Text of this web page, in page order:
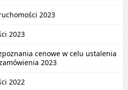
2023
2023
cenowe w celu ustalenia
2023
2022